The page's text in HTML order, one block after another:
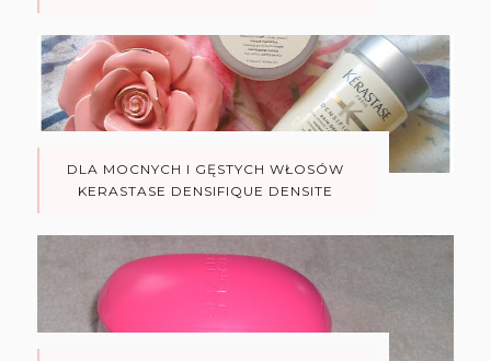
DLA MOCNYCH I GĘSTYCH WŁOSÓW
KERASTASE DENSIFIQUE DENSITE